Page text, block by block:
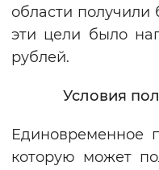
области получили
эти цели было
рублей.
Условия
Единовременное
которую может